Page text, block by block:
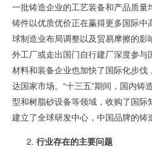
一批铸造企业的工艺装备和产品质量
铸件以优质优价正在赢得更多国际中
球制造业布局调整以及贸易摩擦的影
外工厂或走出国门自行建厂深度参与
材料和装备企业也加快了国际化步
达国家市场。“十三五”期间，国内铸
型和树脂砂设备等领域，收购了国
建立了全球研发中心，中国品牌的铸
行业存在的主要问题